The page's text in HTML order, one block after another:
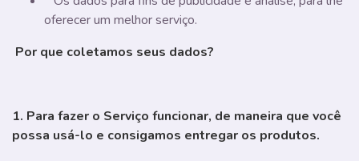
oferecer um melhor serviço.
Por que coletamos seus dados?
1. Para fazer o Serviço funcionar, de maneira que você
possa usá-lo e consigamos entregar os produtos.